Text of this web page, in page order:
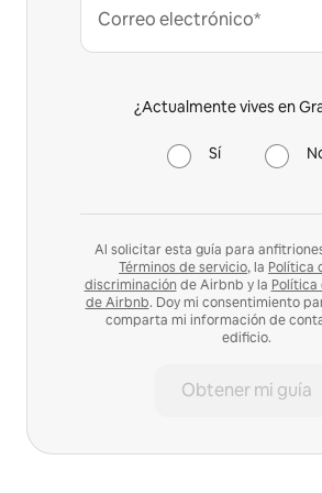
Correo electrónico*
¿Actualmente vives en
Sí
Al solicitar esta guía para
Términos de servicio, la Política
discriminación de Airbnb y la
de Airbnb. Doy mi consentimiento
comparta mi información de
edificio.
Obtener mi guía